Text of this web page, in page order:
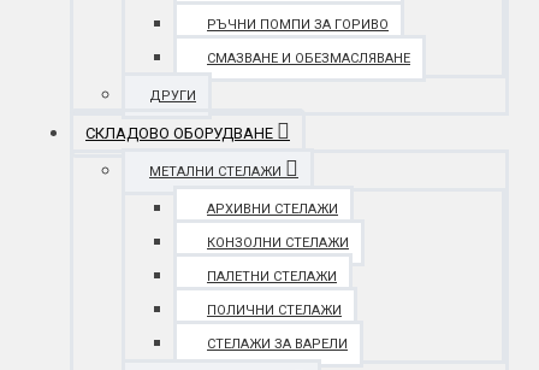
РЪЧНИ ПОМПИ ЗА ГОРИВО
СМАЗВАНЕ И ОБЕЗМАСЛЯВАНЕ
ДРУГИ
СКЛАДОВО ОБОРУДВАНЕ
МЕТАЛНИ СТЕЛАЖИ
АРХИВНИ СТЕЛАЖИ
КОНЗОЛНИ СТЕЛАЖИ
ПАЛЕТНИ СТЕЛАЖИ
ПОЛИЧНИ СТЕЛАЖИ
СТЕЛАЖИ ЗА ВАРЕЛИ